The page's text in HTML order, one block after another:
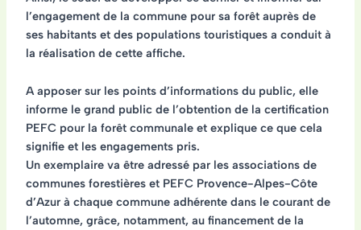
l’engagement de la commune pour sa forêt auprès de
ses habitants et des populations touristiques a conduit à
la réalisation de cette affiche.
A apposer sur les points d’informations du public, elle
informe le grand public de l’obtention de la certification
PEFC pour la forêt communale et explique ce que cela
signifie et les engagements pris.
Un exemplaire va être adressé par les associations de
communes forestières et PEFC Provence-Alpes-Côte
d’Azur à chaque commune adhérente dans le courant de
l’automne, grâce, notamment, au financement de la